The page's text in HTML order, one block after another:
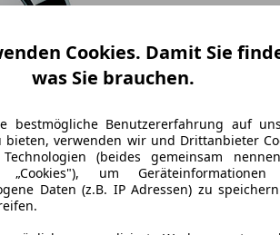
Cookies. Damit Sie
was Sie brauchen.
bestmögliche Benutzererfahrung auf
bieten, verwenden wir und Drittanbieter
(beides gemeinsam
„Cookies"), um
Daten (z.B. IP Adressen) zu